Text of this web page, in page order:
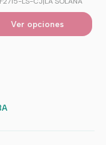
Ver opciones